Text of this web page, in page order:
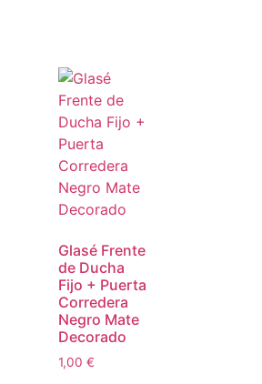
Glasé Frente
de Ducha
Fijo + Puerta
Corredera
Negro Mate
Decorado
1,00 €